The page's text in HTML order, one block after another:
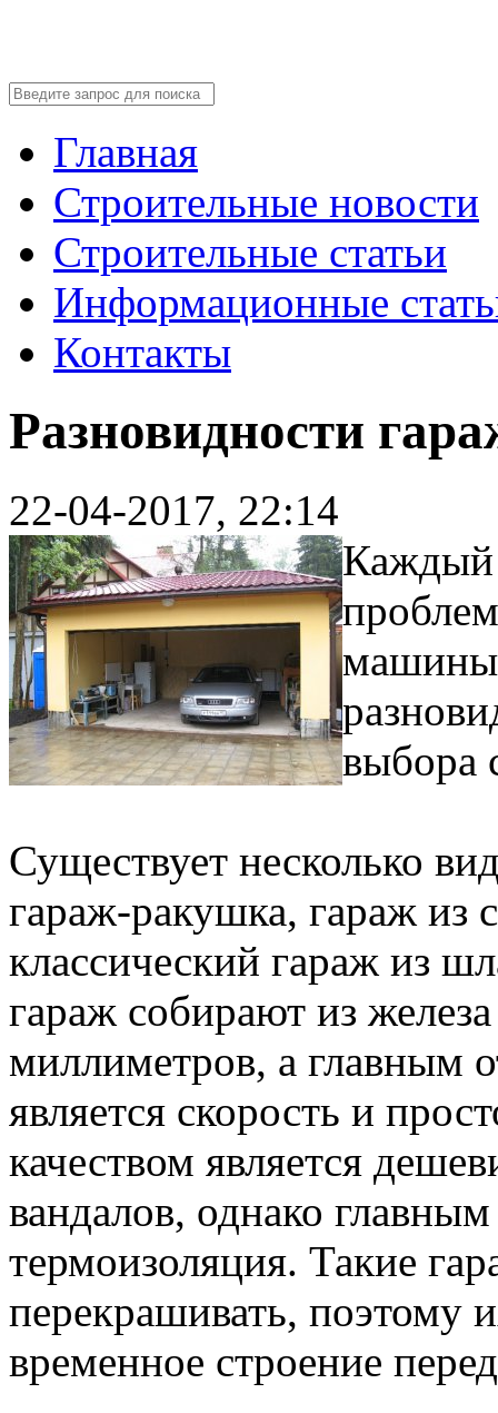
Главная
Строительные новости
Строительные статьи
Информационные
Контакты
Разновидности
22-04-2017, 22:14
Каждый
выбора
Существует несколько
гараж-ракушка, гараж из
классический гараж из
гараж собирают из
миллиметров, а главным
является скорость и
качеством является
вандалов, однако
термоизоляция. Такие
перекрашивать, поэтому
временное строение